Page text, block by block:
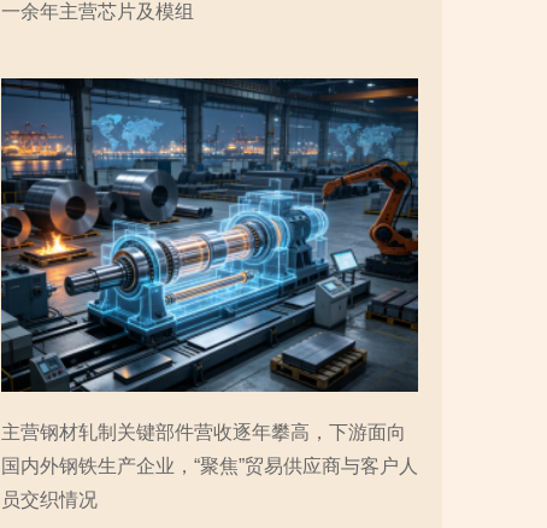
一余年主营芯片及模组
主营钢材轧制关键部件营收逐年攀高，下游面向
国内外钢铁生产企业，“聚焦”贸易供应商与客户人
员交织情况